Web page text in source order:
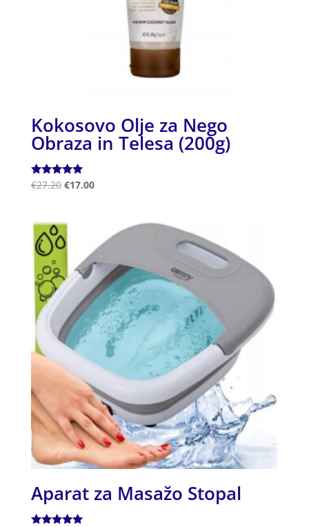
Kokosovo Olje za Nego
Obraza in Telesa (200g)
Ocenjeno
€27.20 €17.00
Aparat za Masažo Stopal